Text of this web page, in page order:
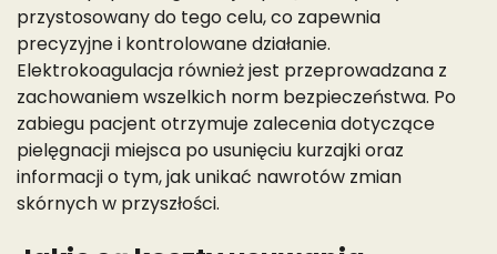
przystosowany do tego celu, co zapewnia
precyzyjne i kontrolowane działanie.
Elektrokoagulacja również jest przeprowadzana z
zachowaniem wszelkich norm bezpieczeństwa. Po
zabiegu pacjent otrzymuje zalecenia dotyczące
pielęgnacji miejsca po usunięciu kurzajki oraz
informacji o tym, jak unikać nawrotów zmian
skórnych w przyszłości.